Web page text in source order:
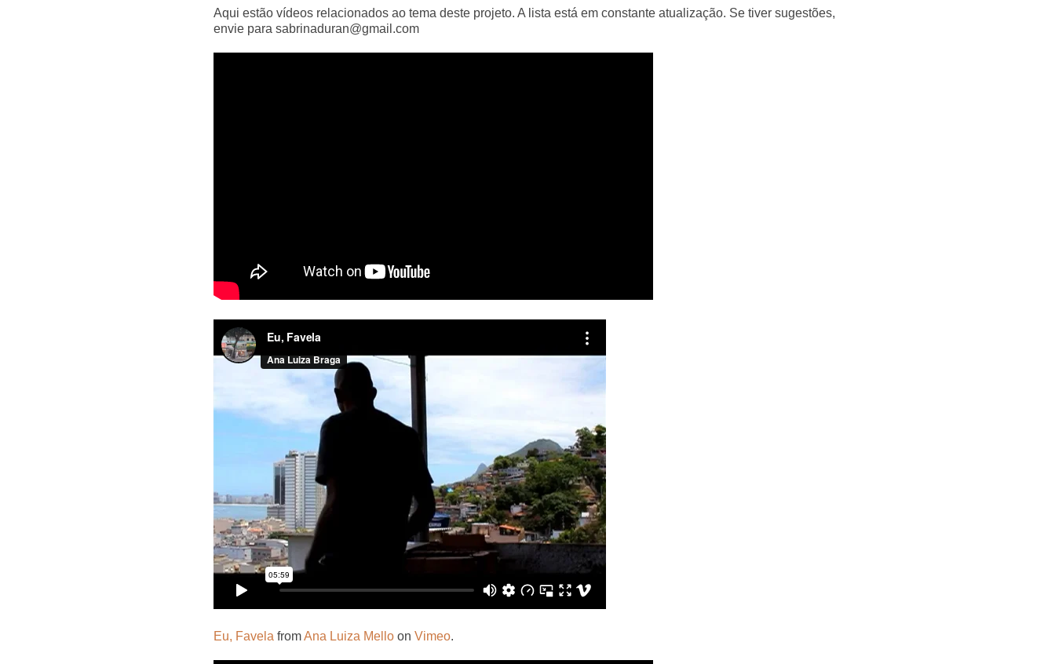
Aqui estão vídeos relacionados ao tema deste projeto. A lista está em constante atualização. Se tiver sugestões,
envie para sabrinaduran@gmail.com
Eu, Favela fromAna Luiza Mello on Vimeo.